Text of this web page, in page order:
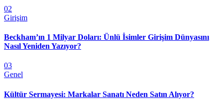
02
Girişim
Beckham’ın 1 Milyar Doları: Ünlü İsimler Girişim Dünyasını
Nasıl Yeniden Yazıyor?
03
Genel
Kültür Sermayesi: Markalar Sanatı Neden Satın Alıyor?